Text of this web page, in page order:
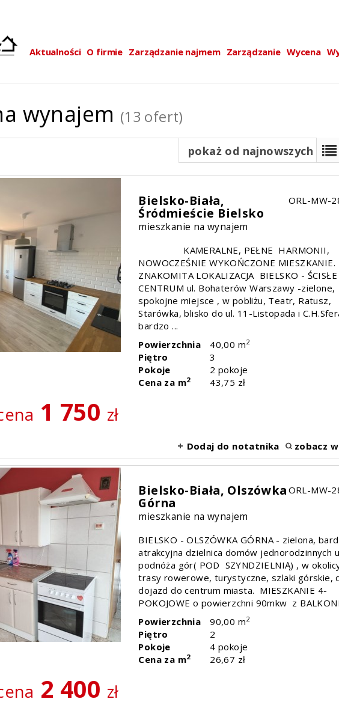
Aktualności O firmie Zarządzanie najmem Zarządzanie Wycena
wynajem (13 ofert)
pokaż od najnowszych
Bielsko-Biała,
Śródmieście Bielsko
mieszkanie na wynajem
ORL-MW-
KAMERALNE, PEŁNE HARMONII,
NOWOCZEŚNIE WYKOŃCZONE MIESZKANIE.
ZNAKOMITA LOKALIZACJA BIELSKO - ŚCISŁE
CENTRUM ul. Bohaterów Warszawy -zielone,
spokojne miejsce , w pobliżu, Teatr, Ratusz,
Starówka, blisko do ul. 11-Listopada i
bardzo ...
Powierzchnia
40,00 m2
Piętro
3
Pokoje
2 pokoje
Cena za m2 43,75 zł
1 750 zł
Dodaj do notatnika zobacz
Bielsko-Biała, Olszówka
Górna
mieszkanie na wynajem
ORL-MW-
BIELSKO - OLSZÓWKA GÓRNA - zielona,
atrakcyjna dzielnica domów jednorodzinnych u
podnóża gór( POD SZYNDZIELNIĄ) , w
trasy rowerowe, turystyczne, szlaki górskie,
dojazd do centrum miasta. MIESZKANIE 4-
POKOJOWE o powierzchni 90mkw z
Powierzchnia
90,00 m2
Piętro
2
Pokoje
4 pokoje
Cena za m2 26,67 zł
2 400 zł